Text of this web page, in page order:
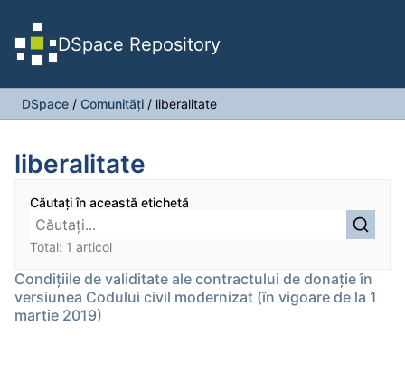
DSpace Repository
DSpace / Comunități / liberalitate
liberalitate
Căutați în această etichetă
Total: 1 articol
Condițiile de validitate ale contractului de donație în
versiunea Codului civil modernizat (în vigoare de la 1
martie 2019)